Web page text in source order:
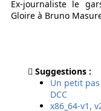
Ex-journaliste le
Gloire à Bruno
Suggestions :
Un petit
DCC
x86_64-v1,